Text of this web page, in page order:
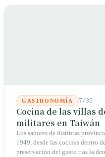
GASTRONOMÍA 7/30
Cocina de las villas
militares en Taiwán
Los sabores de distintas
1949, desde las cocinas dentro
preservación del gusto tras la